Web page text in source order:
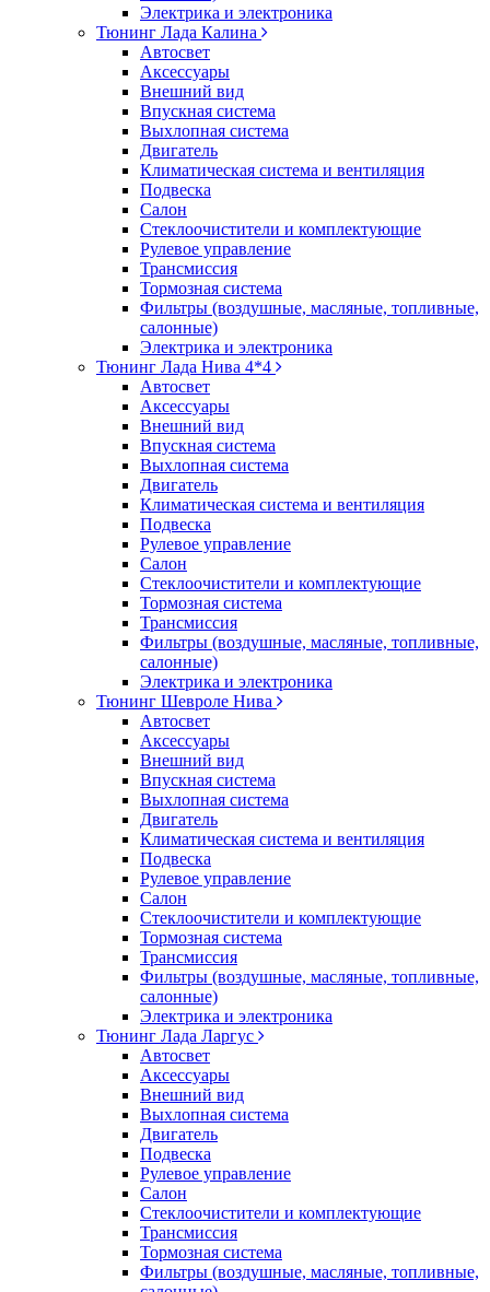
Электрика и электроника
Тюнинг Лада Калина
Автосвет
Аксессуары
Внешний вид
Впускная система
Выхлопная система
Двигатель
Климатическая система и вентиляция
Подвеска
Салон
Стеклоочистители и комплектующие
Рулевое управление
Трансмиссия
Тормозная система
Фильтры (воздушные, масляные, топливные,
салонные)
Электрика и электроника
Тюнинг Лада Нива 4*4
Автосвет
Аксессуары
Внешний вид
Впускная система
Выхлопная система
Двигатель
Климатическая система и вентиляция
Подвеска
Рулевое управление
Салон
Стеклоочистители и комплектующие
Тормозная система
Трансмиссия
Фильтры (воздушные, масляные, топливные,
салонные)
Электрика и электроника
Тюнинг Шевроле Нива
Автосвет
Аксессуары
Внешний вид
Впускная система
Выхлопная система
Двигатель
Климатическая система и вентиляция
Подвеска
Рулевое управление
Салон
Стеклоочистители и комплектующие
Тормозная система
Трансмиссия
Фильтры (воздушные, масляные, топливные,
салонные)
Электрика и электроника
Тюнинг Лада Ларгус
Автосвет
Аксессуары
Внешний вид
Выхлопная система
Двигатель
Подвеска
Рулевое управление
Салон
Стеклоочистители и комплектующие
Трансмиссия
Тормозная система
Фильтры (воздушные, масляные, топливные,